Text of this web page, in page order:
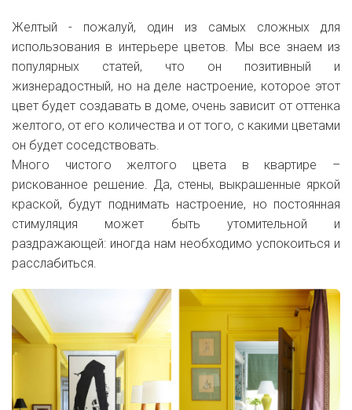
Желтый - пожалуй, один из самых сложных для
использования в интерьере цветов. Мы все знаем из
популярных статей, что он позитивный и
жизнерадостный, но на деле настроение, которое этот
цвет будет создавать в доме, очень зависит от оттенка
желтого, от его количества и от того, с какими цветами
он будет соседствовать.
Много чистого желтого цвета в квартире –
рискованное решение. Да, стены, выкрашенные яркой
краской, будут поднимать настроение, но постоянная
стимуляция может быть утомительной и
раздражающей: иногда нам необходимо успокоиться и
расслабиться.